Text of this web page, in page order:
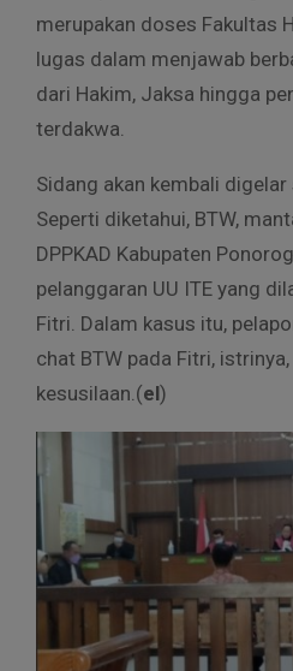
merupakan doses Fakultas
lugas dalam menjawab
dari Hakim, Jaksa hingga
terdakwa.
Sidang akan kembali
Seperti diketahui, BTW,
DPPKAD Kabupaten
pelanggaran UU ITE yang
Fitri. Dalam kasus itu,
chat BTW pada Fitri,
kesusilaan.(el)